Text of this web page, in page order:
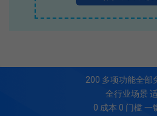
200 多项功能全部
全行业场景
0 成本 0 门槛 一